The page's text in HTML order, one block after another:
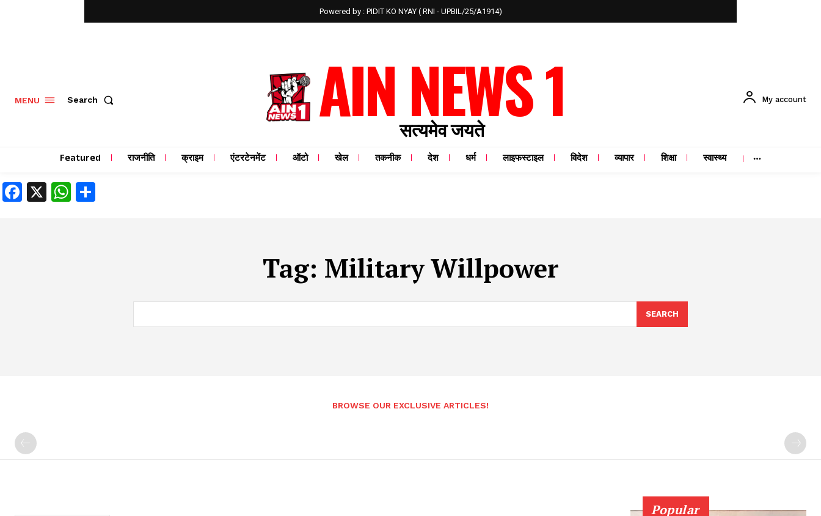
Powered by : PIDIT KO NYAY ( RNI - UPBIL/25/A1914)
MENU Search AIN NEWS 1
सत्यमेव जयते
My account
Featured राजनीति क्राइम एंटरटेनमेंट ऑटो खेल तकनीक देश धर्म लाइफस्टाइल विदेश व्यापार शिक्षा स्वास्थ्य
Facebook
X WhatsApp
Tag: Military Willpower
SEARCH
BROWSE OUR EXCLUSIVE ARTICLES!
Popular